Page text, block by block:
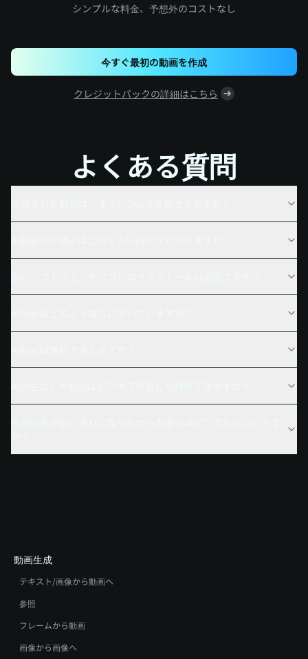
シンプルな料金、予想外のコストなし
今すぐ最初の動画を作成
クレジットパックの詳細はこちら
よくある質問
動画生成
テキスト/画像から動画へ
参照
フレームから動画
画像から画像へ